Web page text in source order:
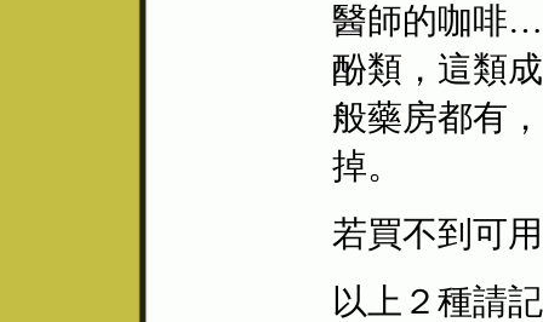
醫師的咖啡
酚類，這類
般藥房都有
掉。
若買不到可用
以上２種請